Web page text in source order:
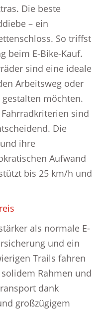
Die beste
– ein
So triffst
beim E-Bike-Kauf.
sind eine ideale
Arbeitsweg oder
möchten.
sind
Die
ihre
Aufwand
bis 25 km/h und
als normale E-
und ein
Trails fahren
Rahmen und
dank
großzügigem